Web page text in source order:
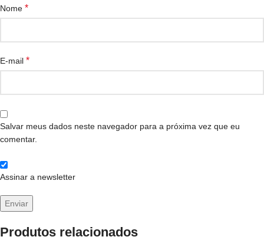
Nome *
E-mail *
Salvar meus dados neste navegador para a próxima vez que eu
comentar.
Assinar a newsletter
Produtos relacionados